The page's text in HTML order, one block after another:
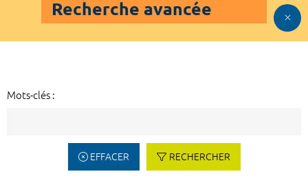
Recherche avancée
Mots-clés :
EFFACER RECHERCHER